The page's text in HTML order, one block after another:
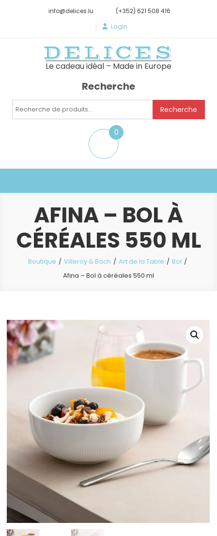
info@delices.lu (+352) 621 508 416
Login
DELICES
Le cadeau idéal – Made in Europe
Recherche
Recherche
Recherche
0
item
AFINA – BOL À
CÉRÉALES 550 ML
Boutique Villeroy & Boch Art de la Table
Bol
Afina – Bol à céréales 550 ml